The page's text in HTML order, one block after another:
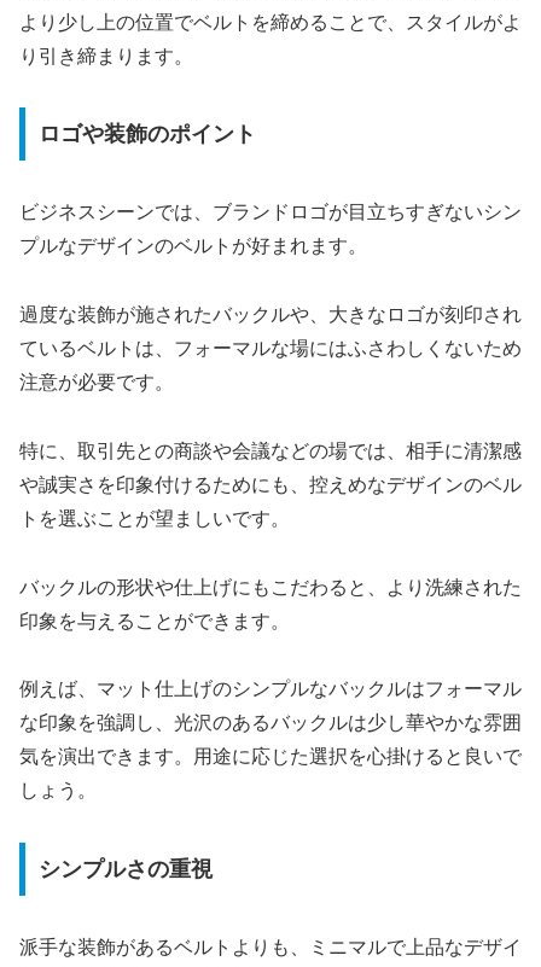
より少し上の位置でベルトを締めることで、スタイルがよ
り引き締まります。
ロゴや装飾のポイント
ビジネスシーンでは、ブランドロゴが目立ちすぎないシン
プルなデザインのベルトが好まれます。
過度な装飾が施されたバックルや、大きなロゴが刻印され
ているベルトは、フォーマルな場にはふさわしくないため
注意が必要です。
特に、取引先との商談や会議などの場では、相手に清潔感
や誠実さを印象付けるためにも、控えめなデザインのベル
トを選ぶことが望ましいです。
バックルの形状や仕上げにもこだわると、より洗練された
印象を与えることができます。
例えば、マット仕上げのシンプルなバックルはフォーマル
な印象を強調し、光沢のあるバックルは少し華やかな雰囲
気を演出できます。用途に応じた選択を心掛けると良いで
しょう。
シンプルさの重視
派手な装飾があるベルトよりも、ミニマルで上品なデザイ